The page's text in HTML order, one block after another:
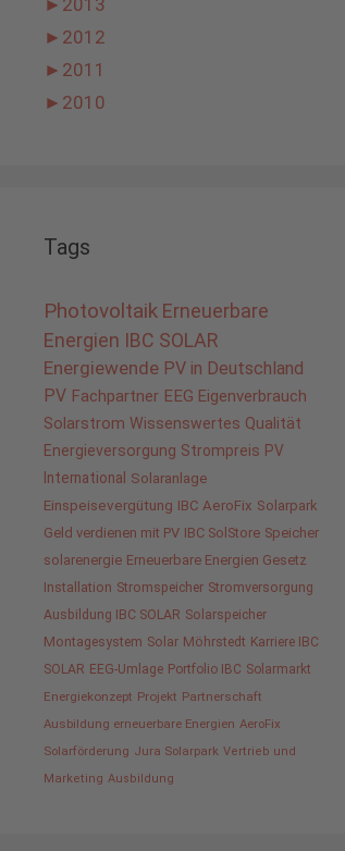
► 2013
► 2012
► 2011
► 2010
Tags
Photovoltaik Erneuerbare
Energien IBC SOLAR
Energiewende PV in Deutschland
PV Fachpartner EEG Eigenverbrauch
Solarstrom Wissenswertes Qualität
Energieversorgung Strompreis PV
International Solaranlage
Einspeisevergütung IBC AeroFix Solarpark
Geld verdienen mit PV IBC SolStore Speicher
solarenergie Erneuerbare Energien Gesetz
Installation Stromspeicher Stromversorgung
Ausbildung IBC SOLAR Solarspeicher
Montagesystem Solar Möhrstedt Karriere IBC
SOLAR EEG-Umlage Portfolio IBC Solarmarkt
Energiekonzept Projekt Partnerschaft
Ausbildung erneuerbare Energien AeroFix
Solarförderung Jura Solarpark Vertrieb und
Marketing Ausbildung